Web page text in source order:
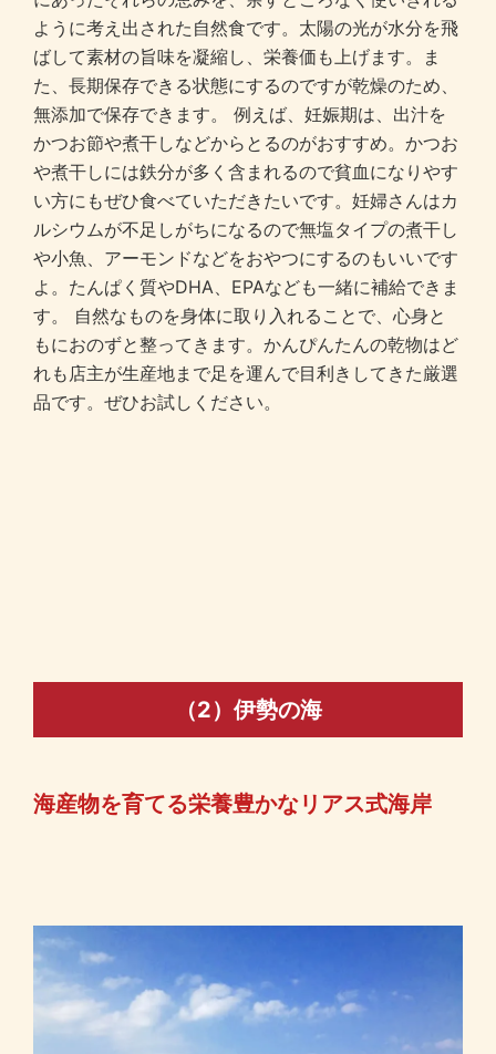
ように考え出された自然食です。太陽の光が水分を飛
ばして素材の旨味を凝縮し、栄養価も上げます。ま
た、長期保存できる状態にするのですが乾燥のため、
無添加で保存できます。 例えば、妊娠期は、出汁を
かつお節や煮干しなどからとるのがおすすめ。かつお
や煮干しには鉄分が多く含まれるので貧血になりやす
い方にもぜひ食べていただきたいです。妊婦さんはカ
ルシウムが不足しがちになるので無塩タイプの煮干し
や小魚、アーモンドなどをおやつにするのもいいです
よ。たんぱく質やDHA、EPAなども一緒に補給できま
す。 自然なものを身体に取り入れることで、心身と
もにおのずと整ってきます。かんぴんたんの乾物はど
れも店主が生産地まで足を運んで目利きしてきた厳選
品です。ぜひお試しください。
（2）伊勢の海
海産物を育てる栄養豊かなリアス式海岸